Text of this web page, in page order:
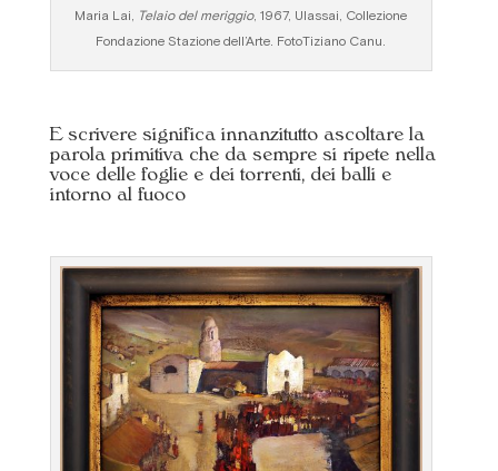
Maria Lai, Telaio del meriggio, 1967, Ulassai, Collezione
Fondazione Stazione dell’Arte. FotoTiziano Canu.
E scrivere significa innanzitutto ascoltare la
parola primitiva che da sempre si ripete nella
voce delle foglie e dei torrenti, dei balli e
intorno al fuoco